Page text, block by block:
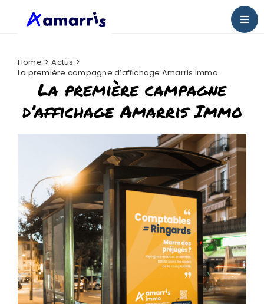
Bienvenue chez Amarris
Nos actus
Presse
Nous rejoindre
Home
Actus
La première campagne d’affichage Amarris Immo
La première campagne
d’affichage Amarris Immo